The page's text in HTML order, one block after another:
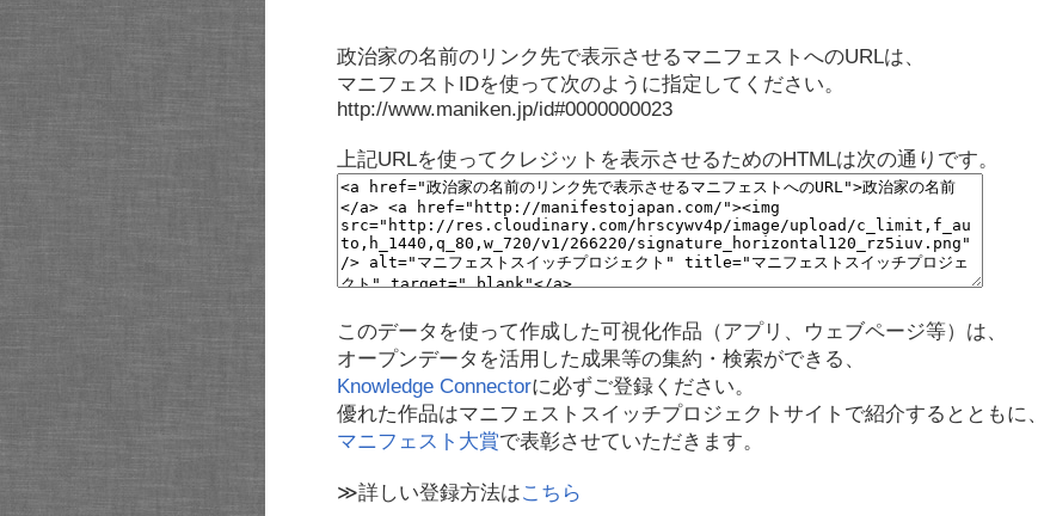
政治家の名前のリンク先で表示させるマニフェストへのURLは、
マニフェストIDを使って次のように指定してください。
http://www.maniken.jp/id#0000000023
上記URLを使ってクレジットを表示させるためのHTMLは次の通りです。
このデータを使って作成した可視化作品（アプリ、ウェブページ等）は、
オープンデータを活用した成果等の集約・検索ができる、
Knowledge Connectorに必ずご登録ください。
優れた作品はマニフェストスイッチプロジェクトサイトで紹介するとともに、
マニフェスト大賞で表彰させていただきます。
≫詳しい登録方法はこちら